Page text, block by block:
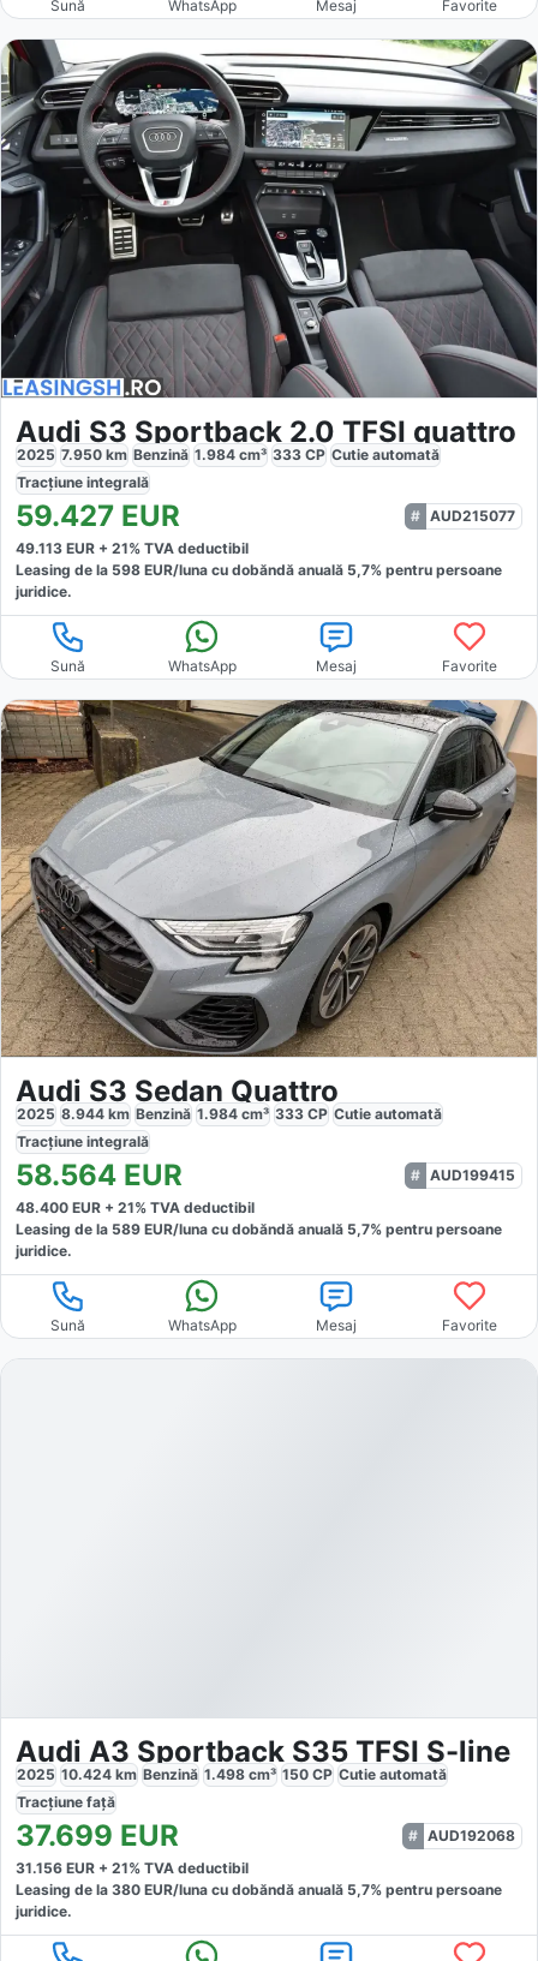
Sună WhatsApp Mesaj Favorite
Audi S3 Sportback 2.0 TFSI quattro
2025 7.950 km Benzină 1.984 cm³ 333 CP Cutie automată
Tracțiune integrală
59.427 EUR
AUD215077
49.113 EUR + 21% TVA deductibil
Leasing de la 598 EUR/luna cu dobăndă anuală 5,7% pentru persoane
juridice.
Sună WhatsApp Mesaj Favorite
Audi S3 Sedan Quattro
2025 8.944 km Benzină 1.984 cm³ 333 CP Cutie automată
Tracțiune integrală
58.564 EUR
AUD199415
48.400 EUR + 21% TVA deductibil
Leasing de la 589 EUR/luna cu dobăndă anuală 5,7% pentru persoane
juridice.
Sună WhatsApp Mesaj Favorite
Audi A3 Sportback S35 TFSI S-line
2025 10.424 km Benzină 1.498 cm³ 150 CP Cutie automată
Tracțiune față
37.699 EUR
AUD192068
31.156 EUR + 21% TVA deductibil
Leasing de la 380 EUR/luna cu dobăndă anuală 5,7% pentru persoane
juridice.